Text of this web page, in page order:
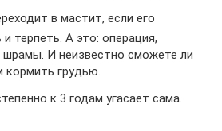
в мастит, если его
и терпеть. А это: операция,
шрамы. И неизвестно сможете ли
грудью.
к 3 годам угасает сама.